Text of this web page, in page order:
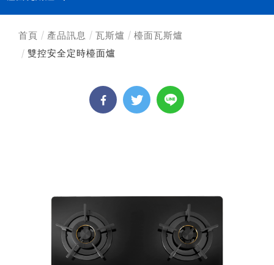
首頁 產品訊息 瓦斯爐
檯面瓦斯爐
雙控安全定時檯面爐